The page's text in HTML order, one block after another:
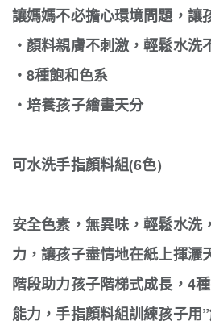
讓媽媽不必擔心環境問題，讓
‧顏料親膚不刺激，輕鬆水洗
‧8種飽和色系
‧培養孩子繪畫天分
可水洗手指顏料組(6色)
安全色素，無異味，輕鬆水洗
力，讓孩子盡情地在紙上揮灑
階段助力孩子階梯式成長，4
能力，手指顏料組訓練孩子用